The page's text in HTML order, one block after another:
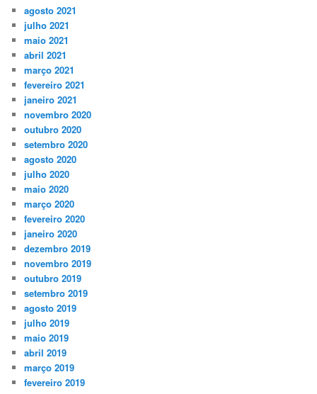
agosto 2021
julho 2021
maio 2021
abril 2021
março 2021
fevereiro 2021
janeiro 2021
novembro 2020
outubro 2020
setembro 2020
agosto 2020
julho 2020
maio 2020
março 2020
fevereiro 2020
janeiro 2020
dezembro 2019
novembro 2019
outubro 2019
setembro 2019
agosto 2019
julho 2019
maio 2019
abril 2019
março 2019
fevereiro 2019